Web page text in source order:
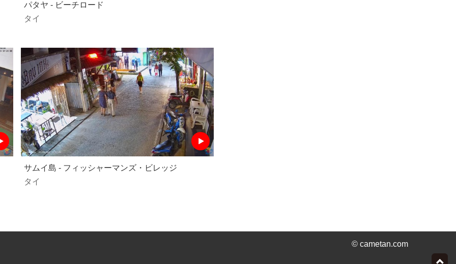
パタヤ - ビーチロード
タイ
サムイ島 - フィッシャーマンズ・ビレッジ
タイ
© cametan.com